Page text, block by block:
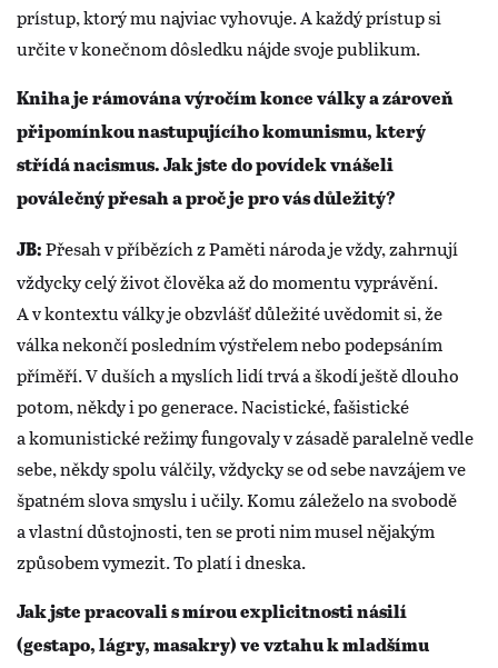
prístup, ktorý mu najviac vyhovuje. A každý prístup si
určite v konečnom dôsledku nájde svoje publikum.
Kniha je rámována výročím konce války a zároveň
připomínkou nastupujícího komunismu, který
střídá nacismus. Jak jste do povídek vnášeli
poválečný přesah a proč je pro vás důležitý?
JB: Přesah v příbězích z Paměti národa je vždy, zahrnují
vždycky celý život člověka až do momentu vyprávění.
A v kontextu války je obzvlášť důležité uvědomit si, že
válka nekončí posledním výstřelem nebo podepsáním
příměří. V duších a myslích lidí trvá a škodí ještě dlouho
potom, někdy i po generace. Nacistické, fašistické
a komunistické režimy fungovaly v zásadě paralelně vedle
sebe, někdy spolu válčily, vždycky se od sebe navzájem ve
špatném slova smyslu i učily. Komu záleželo na svobodě
a vlastní důstojnosti, ten se proti nim musel nějakým
způsobem vymezit. To platí i dneska.
Jak jste pracovali s mírou explicitnosti násilí
(gestapo, lágry, masakry) ve vztahu k mladšímu